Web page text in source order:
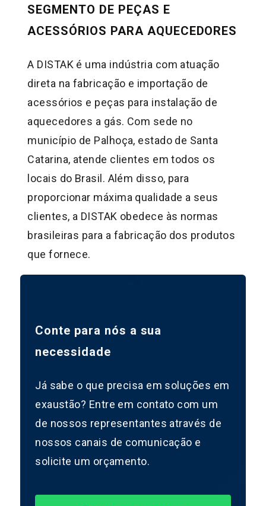
SEGMENTO DE PEÇAS E
ACESSÓRIOS PARA AQUECEDORES
A DISTAK é uma indústria com atuação
direta na fabricação e importação de
acessórios e peças para instalação de
aquecedores a gás. Com sede no
município de Palhoça, estado de Santa
Catarina, atende clientes em todos os
locais do Brasil. Além disso, para
proporcionar máxima qualidade a seus
clientes, a DISTAK obedece às normas
brasileiras para a fabricação dos produtos
que fornece.
Conte para nós a sua
necessidade
Já sabe o que precisa em soluções em
exaustão? Entre em contato com um
de nossos representantes através de
nossos canais de comunicação e
solicite um orçamento.